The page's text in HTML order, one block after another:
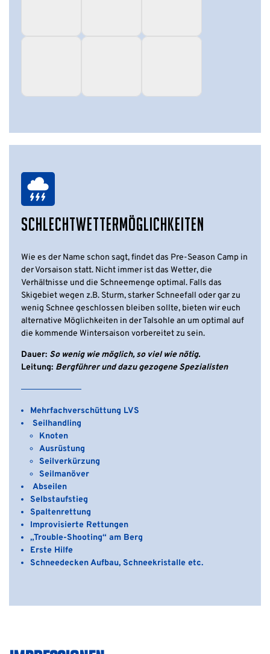
SCHLECHTWETTERMÖGLICHKEITEN
Wie es der Name schon sagt, findet das Pre-Season Camp in
der Vorsaison statt. Nicht immer ist das Wetter, die
Verhältnisse und die Schneemenge optimal. Falls das
Skigebiet wegen z.B. Sturm, starker Schneefall oder gar zu
wenig Schnee geschlossen bleiben sollte, bieten wir euch
alternative Möglichkeiten in der Talsohle an um optimal auf
die kommende Wintersaison vorbereitet zu sein.
Dauer: So wenig wie möglich, so viel wie nötig.
Leitung: Bergführer und dazu gezogene Spezialisten
Mehrfachverschüttung LVS
Seilhandling
Knoten
Ausrüstung
Seilverkürzung
Seilmanöver
Abseilen
Selbstaufstieg
Spaltenrettung
Improvisierte Rettungen
„Trouble-Shooting“ am Berg
Erste Hilfe
Schneedecken Aufbau, Schneekristalle etc.